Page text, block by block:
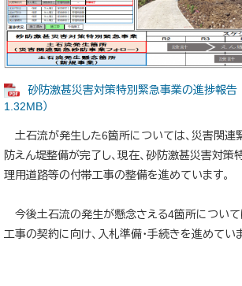
砂防激甚災害対策特別緊急事業の進捗報告
1.32MB）
土石流が発生した6箇所については、災害関連
防えん堤整備が完了し、現在、砂防激甚災害対策
理用道路等の付帯工事の整備を進めています。
今後土石流の発生が懸念さえる4箇所について
工事の契約に向け、入札準備・手続きを進めていま